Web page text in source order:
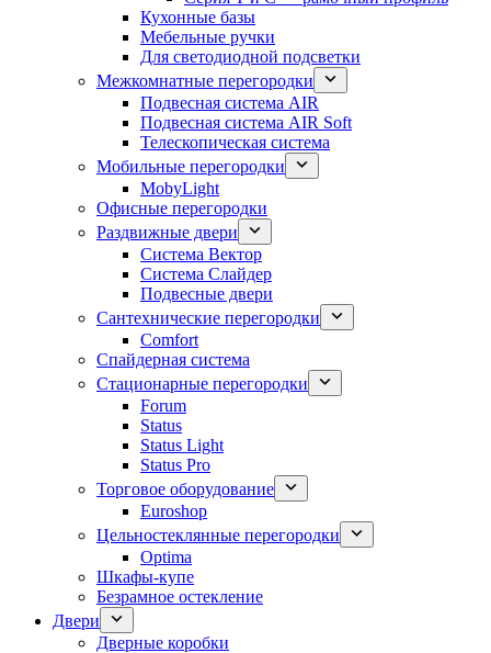
Кухонные базы
Мебельные ручки
Для светодиодной подсветки
Межкомнатные перегородки
Подвесная система AIR
Подвесная система AIR Soft
Телескопическая система
Мобильные перегородки
MobyLight
Офисные перегородки
Раздвижные двери
Система Вектор
Система Слайдер
Подвесные двери
Сантехнические перегородки
Comfort
Спайдерная система
Стационарные перегородки
Forum
Status
Status Light
Status Pro
Торговое оборудование
Euroshop
Цельностеклянные перегородки
Optima
Шкафы-купе
Безрамное остекление
Двери
Дверные коробки